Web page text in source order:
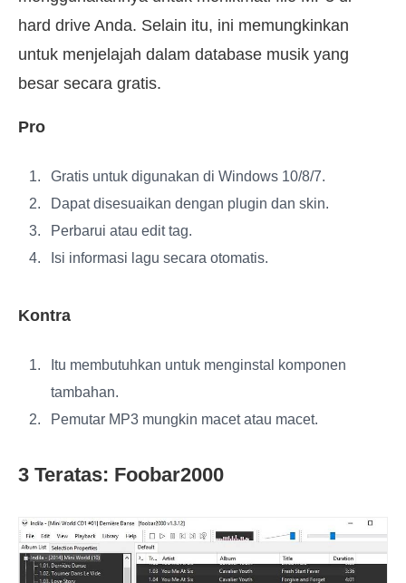
hard drive Anda. Selain itu, ini memungkinkan
untuk menjelajah dalam database musik yang
besar secara gratis.
Pro
Gratis untuk digunakan di Windows 10/8/7.
Dapat disesuaikan dengan plugin dan skin.
Perbarui atau edit tag.
Isi informasi lagu secara otomatis.
Kontra
Itu membutuhkan untuk menginstal komponen
tambahan.
Pemutar MP3 mungkin macet atau macet.
3 Teratas: Foobar2000